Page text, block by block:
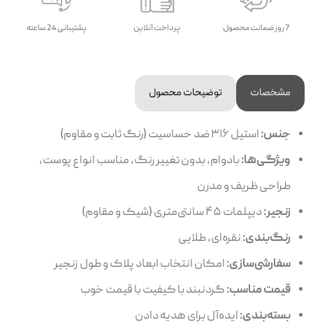
7 روز ضمانت محصول پرداخت آنلاین پشتیبانی 24 ساعته
مشخصات توضیحات محصول
جنس:استیل ۳۱۶ ضد حساسیت (رنگ ثابت و مقاوم)
ویژگی‌ها:بادوام، بدون تغییر رنگ، مناسب انواع پوست،
طراحی ظریف و مدرن
زنجیر:دیپلمات ۴۵ سانتی‌متری (شیک و مقاوم)
رنگ‌بندی:نقره‌ای، طلایی
سفارشی‌سازی:امکان انتخاب ابعاد پلاک و طول زنجیر
قیمت مناسب:گردنبند با کیفیت با قیمت خوب
بسته‌بندی:ایده‌آل برای هدیه دادن